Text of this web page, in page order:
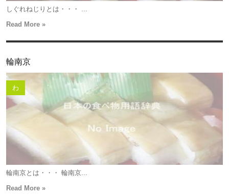
しぐれねじりとは・・・ ...
Read More »
輪南京
わ
輪南京とは・・・ 輪南京...
Read More »